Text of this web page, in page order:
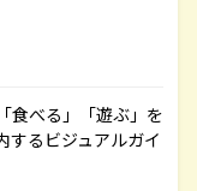
食べる」「遊ぶ」を
するビジュアルガイ